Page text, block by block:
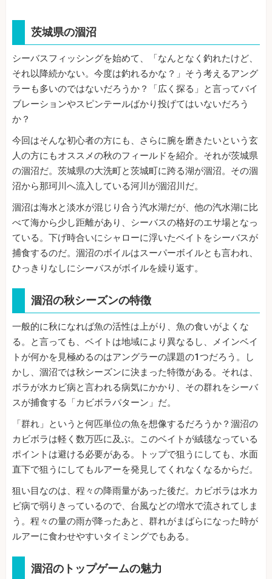
茨城県の涸沼
シーバスフィッシングを始めて、「なんとなく釣れたけど、
それ以降続かない。今度は釣れるかな？」そう考えるアング
ラーも多いのではないだろうか？「広く探る」と言ってバイ
ブレーションやスピンテールばかり投げてはいないだろう
か？
今回はそんな初心者の方にも、さらに腕を磨きたいという玄
人の方にもオススメの秋のフィールドを紹介。それが茨城県
の涸沼だ。茨城県の大洗町と茨城町に跨る湖が涸沼。その涸
沼から那珂川へ流入している河川が涸沼川だ。
涸沼は海水と淡水が混じり合う汽水湖だが、他の汽水湖に比
べて海から少し距離があり、シーバスの格好のエサ場となっ
ている。下げ時合いにシャローに浮いたベイトをシーバスが
捕食するのだ。涸沼のボイルはスーパーボイルとも言われ、
ひっきりなしにシーバスがボイルを繰り返す。
涸沼の秋シーズンの特徴
一般的に秋になれば魚の活性は上がり、魚の食いがよくな
る。と言っても、ベイトは地域により異なるし、メインベイ
トが何かを見極めるのはアングラーの課題の1つだろう。し
かし、涸沼では秋シーズンに決まった特徴がある。それは、
ボラが水カビ病と言われる病気にかかり、その群れをシーバ
スが捕食する「カビボラパターン」だ。
「群れ」というと何匹単位の魚を想像するだろうか？涸沼の
カビボラは軽く数万匹に及ぶ。このベイトが絨毯なっている
ポイントは避ける必要がある。トップで狙うにしても、水面
直下で狙うにしてもルアーを発見してくれなくなるからだ。
狙い目なのは、程々の降雨量があった後だ。カビボラは水カ
ビ病で弱りきっているので、台風などの増水で流されてしま
う。程々の量の雨が降ったあと、群れがまばらになった時が
ルアーに食わせやすいタイミングでもある。
涸沼のトップゲームの魅力